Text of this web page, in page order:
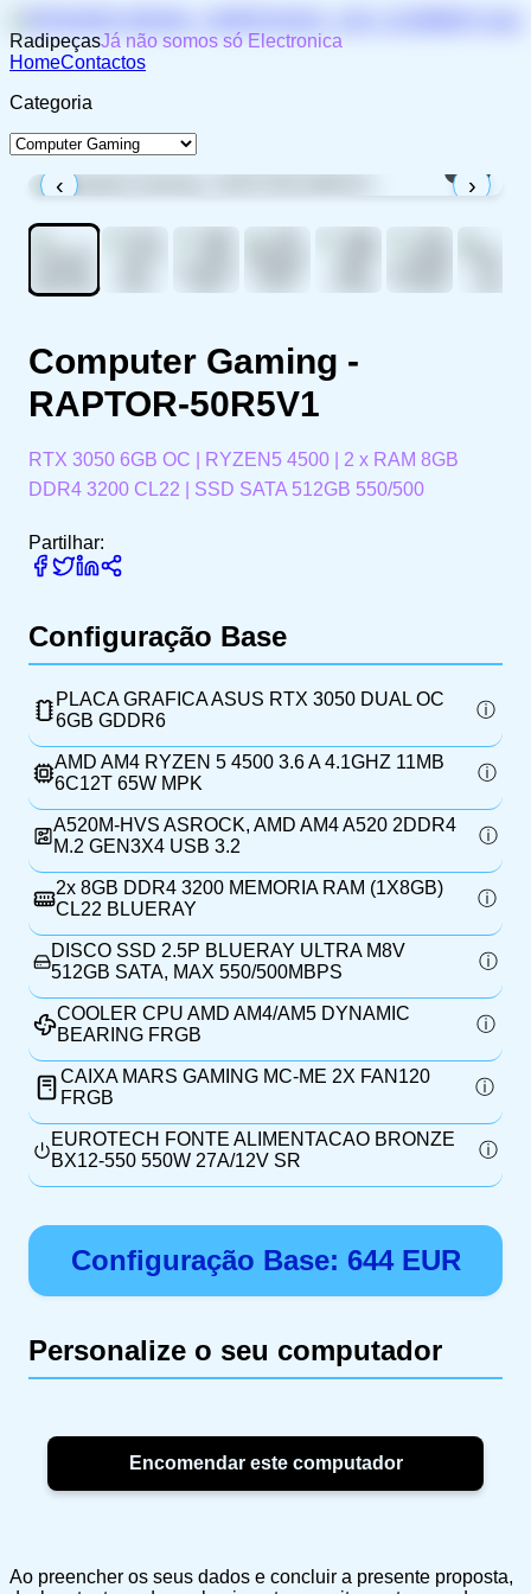
RadipeçasJá não somos só Electronica
HomeContactos
Categoria
‹ ›
1
Computer Gaming -
RAPTOR-50R5V1
RTX 3050 6GB OC | RYZEN5 4500 | 2 x RAM 8GB
DDR4 3200 CL22 | SSD SATA 512GB 550/500
Partilhar:
Configuração Base
PLACA GRAFICA ASUS RTX 3050 DUAL OC
6GB GDDR6
AMD AM4 RYZEN 5 4500 3.6 A 4.1GHZ 11MB
6C12T 65W MPK
A520M-HVS ASROCK, AMD AM4 A520 2DDR4
M.2 GEN3X4 USB 3.2
2x 8GB DDR4 3200 MEMORIA RAM (1X8GB)
CL22 BLUERAY
DISCO SSD 2.5P BLUERAY ULTRA M8V
512GB SATA, MAX 550/500MBPS
COOLER CPU AMD AM4/AM5 DYNAMIC
BEARING FRGB
CAIXA MARS GAMING MC-ME 2X FAN120
FRGB
EUROTECH FONTE ALIMENTACAO BRONZE
BX12-550 550W 27A/12V SR
Configuração Base: 644 EUR
Personalize o seu computador
Ao preencher os seus dados e concluir a presente proposta,